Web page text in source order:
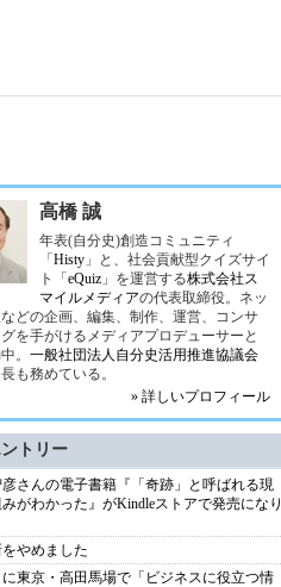
高橋 誠
年表(自分史)創造コミュニティ
「 Histy 」と、社会貢献型クイズサイ
ト「 eQuiz 」を運営する株式会社ス
マイルメディアの代表取締役。ネッ
などの企画、編集、制作、運営、コンサ
を手がけるメディアプロデューサーと
。 一般社団法人自分史活用推進協議会
も務めている。
» 詳しいプロフィール
トリー
彦さんの電子書籍『「奇跡」と呼ばれる現
がわかった』がKindleストアで発売になり
やめました
に東京・高田馬場で「ビジネスに役立つ情